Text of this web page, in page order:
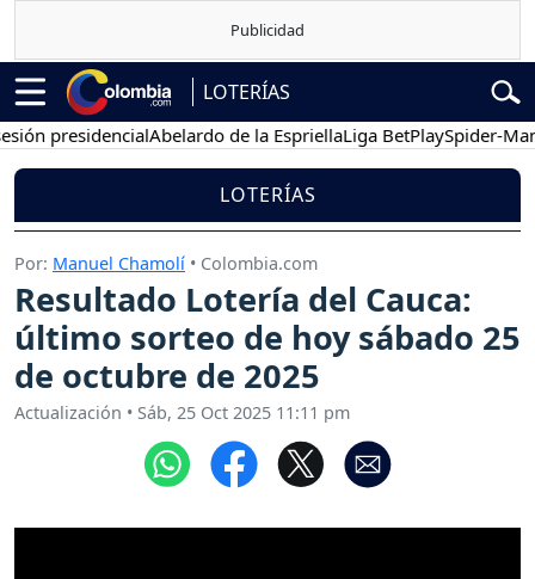
LOTERÍAS
presidencialAbelardo de la EspriellaLiga BetPlaySpider-Man
LOTERÍAS
Por: Manuel Chamolí • Colombia.com
Resultado Lotería del Cauca:
último sorteo de hoy sábado 25
de octubre de 2025
Actualización • Sáb, 25 Oct 2025 11:11 pm